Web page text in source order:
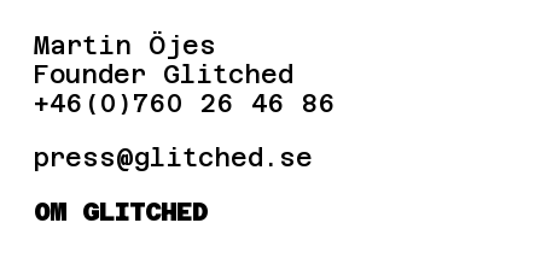
Martin Öjes
Founder Glitched
+46(0)760 26 46 86
press
OM GLITCHED